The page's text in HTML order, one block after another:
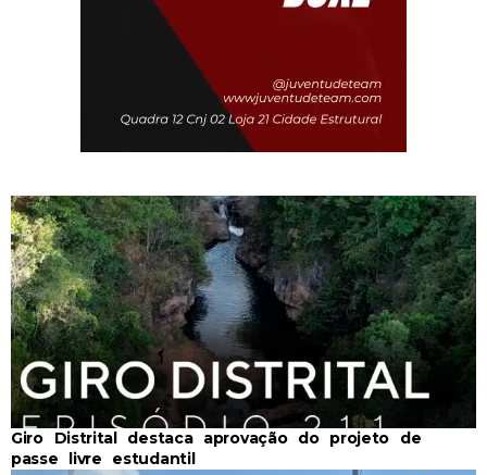
Giro Distrital destaca aprovação do projeto de
passe livre estudantil